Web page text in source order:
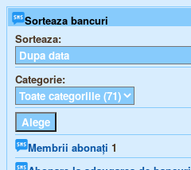
Sorteaza bancuri
Sorteaza:
Categorie:
Membrii abonați 1